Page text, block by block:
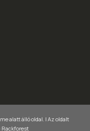
alatt álló oldal. | Az oldalt